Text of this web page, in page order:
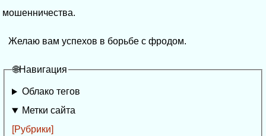
мошенничества.
Желаю вам успехов в борьбе с фродом.
🌐Навигация
Облако тегов
Метки сайта
[Рубрики]